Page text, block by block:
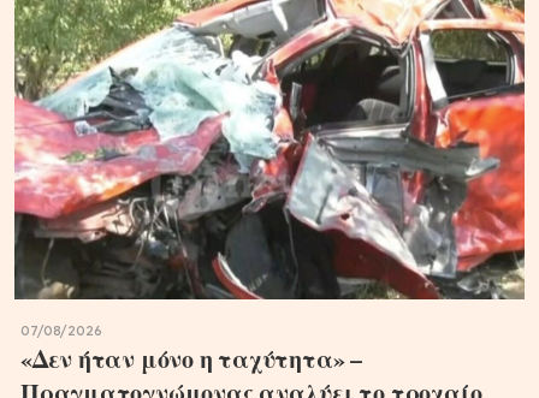
07/08/2026
«Δεν ήταν μόνο η ταχύτητα» –